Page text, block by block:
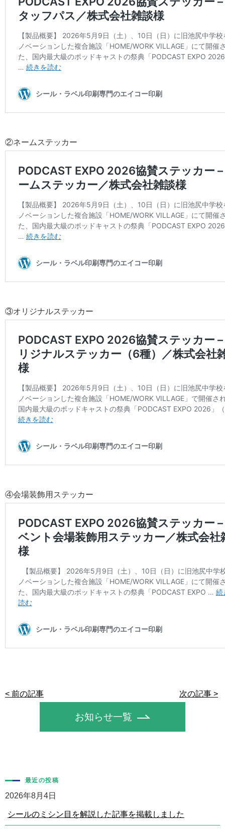
②ネームステッカー
③オリジナルステッカー
④会場装飾用ステッカー
< 前の記事 次の記事 >
お知らせ一覧
最近の投稿
2026年8月4日
シールのミシン目を解説した記事を掲載しました